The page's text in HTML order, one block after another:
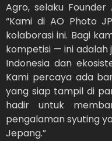
Agro, selaku
“Kami di AO Photo
kolaborasi ini. Bagi
kompetisi — ini
Indonesia dan
Kami percaya ada
yang siap tampil di
hadir untuk
pengalaman syuting
Jepang.”